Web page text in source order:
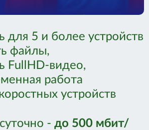
Связаться с нами:
(771) 058-15-55
+7 (7142) 22-08-60
для 5 и более устройств
файлы,
FullHD-видео,
работа
устройств
- до 500 мбит/